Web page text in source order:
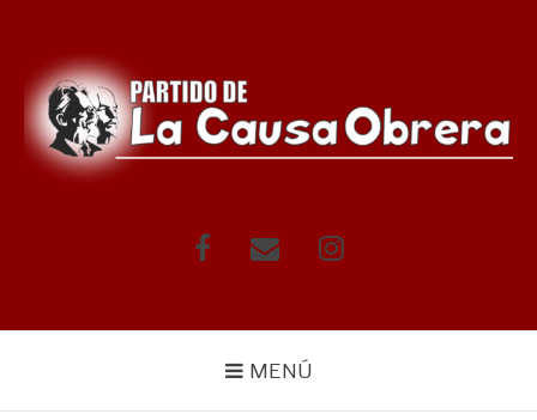
contenido
FacebookCorreo Instagram
MENÚ